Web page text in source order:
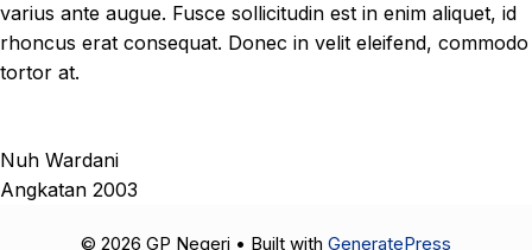
varius ante augue. Fusce sollicitudin est in enim aliquet, id
rhoncus erat consequat. Donec in velit eleifend, commodo
tortor at.
Nuh Wardani
Angkatan 2003
© 2026 GP Negeri • Built with GeneratePress